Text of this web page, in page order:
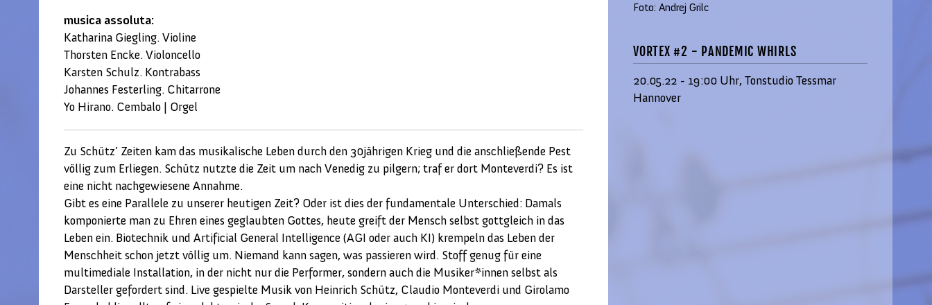
musica assoluta:
Katharina Giegling. Violine
Thorsten Encke. Violoncello
Karsten Schulz. Kontrabass
Johannes Festerling. Chitarrone
Yo Hirano. Cembalo | Orgel
Zu Schütz’ Zeiten kam das musikalische Leben durch den 30jährigen Krieg und die anschließende Pest
völlig zum Erliegen. Schütz nutzte die Zeit um nach Venedig zu pilgern; traf er dort Monteverdi? Es ist
eine nicht nachgewiesene Annahme.
Gibt es eine Parallele zu unserer heutigen Zeit? Oder ist dies der fundamentale Unterschied: Damals
komponierte man zu Ehren eines geglaubten Gottes, heute greift der Mensch selbst gottgleich in das
Leben ein. Biotechnik und Artificial General Intelligence (AGI oder auch KI) krempeln das Leben der
Menschheit schon jetzt völlig um. Niemand kann sagen, was passieren wird. Stoff genug für eine
multimediale Installation, in der nicht nur die Performer, sondern auch die Musiker*innen selbst als
Darsteller gefordert sind. Live gespielte Musik von Heinrich Schütz, Claudio Monteverdi und Girolamo
Foto: Andrej Grilc
VORTEX #2 - PANDEMIC WHIRLS
20.05.22 - 19:00 Uhr, Tonstudio Tessmar
Hannover